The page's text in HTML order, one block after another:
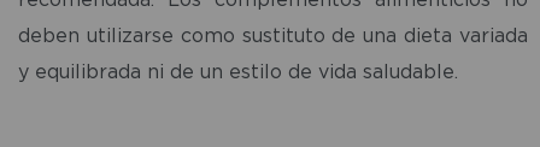
deben utilizarse como sustituto de una dieta variada
y equilibrada ni de un estilo de vida saludable.